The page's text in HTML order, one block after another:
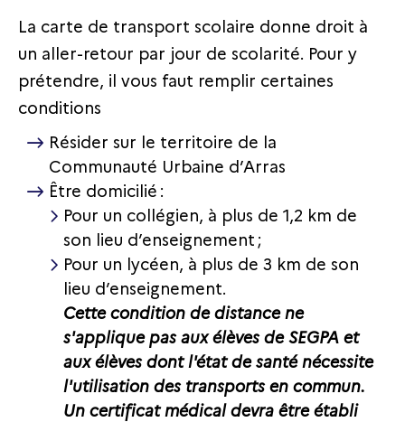
La carte de transport scolaire donne droit à
un aller-retour par jour de scolarité. Pour y
prétendre, il vous faut remplir certaines
conditions
Résider sur le territoire de la
Communauté Urbaine d’Arras
Être domicilié :
Pour un collégien, à plus de 1,2 km de
son lieu d’enseignement ;
Pour un lycéen, à plus de 3 km de son
lieu d’enseignement.
Cette condition de distance ne
s'applique pas aux élèves de SEGPA et
aux élèves dont l'état de santé nécessite
l'utilisation des transports en commun.
Un certificat médical devra être établi